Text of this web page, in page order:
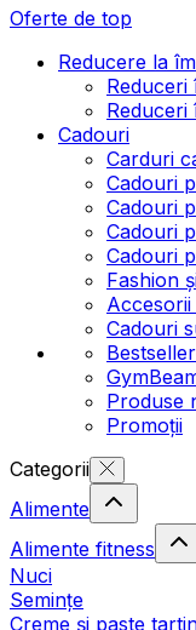
Oferte de top
Reducere la
Reduceri
Reduceri
Cadouri
Carduri
Cadouri
Cadouri
Cadouri
Cadouri
Fashion
Cadouri
Produse
Promoții
Categorii
Alimente
Alimente fitness
Nuci
Semințe
Creme și paste